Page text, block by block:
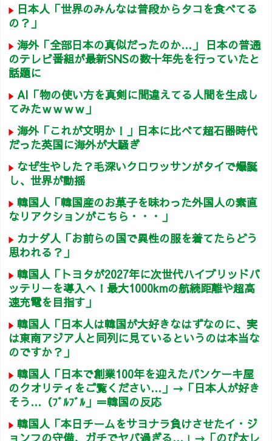
日本人「世界のみんなは普段からタコを食べてる
の？」
海外「全部日本の真似だったのか…」 日本の普通
のテレビ番組が最新SNSの数十年先を行っていたと
話題に
AI「物の使い方を真剣に間違えてる人間を生成し
てみたｗｗｗｗ」
海外「これが文明か！」日本に比べて超石器時代
だった英国に海外が大騒ぎ
なぜ生やした？毛深いクロワッサンがタイで爆誕
し、世界が動揺
韓国人「韓国産のお菓子を味わった外国人の素直
なリアクションがこちら・・・」
カナダ人「お前らの国で異性の服を着てたらどう
思われる？」
韓国人「トヨタが2027年に次世代ハイブリッドバ
ッテリーを導入へ！最大1000kmの航続距離や超高
速充電を目指す」
韓国人「日本人は韓国が大好きなはずなのに、実
は東南アジア人と同列に見ているというのは本当な
のですか？」
韓国人「日本で創業100年を迎えたパンケーキ屋
のクオリティをご覧ください…」→「日本人が好き
そう…（ﾌﾞﾙﾌﾞﾙ」＝韓国の反応
韓国人「本日チームをサヨナラ負けさせたイ・ジ
ョンフの守備、ガチでヤバ過ぎる…」→「のび太レ